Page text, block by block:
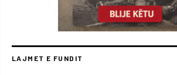
LAJMET E FUNDIT